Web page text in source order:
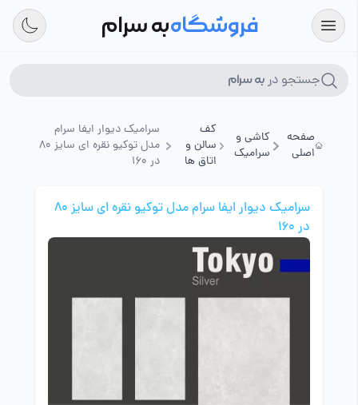
فروشگاهبه سرام
جستجو در به سرام
صفحه
اصلی
کاشی و
سرامیک
کف
سالن و
اتاق ها
سرامیک دیوار ایفا سرام
مدل توکیو نقره ای سایز 80
در 160
سرامیک دیوار ایفا سرام مدل توکیو نقره ای سایز 80
در 160